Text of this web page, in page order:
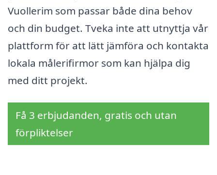
Vuollerim som passar både dina behov
och din budget. Tveka inte att utnyttja vår
plattform för att lätt jämföra och kontakta
lokala målerifirmor som kan hjälpa dig
med ditt projekt.
Få 3 erbjudanden, gratis och utan
förpliktelser